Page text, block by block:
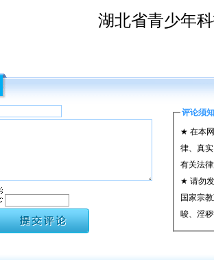
湖北省青少年
评论须知
★ 在本
律、真
有关法
★ 请勿
国家宗
唆、淫
★ 承担